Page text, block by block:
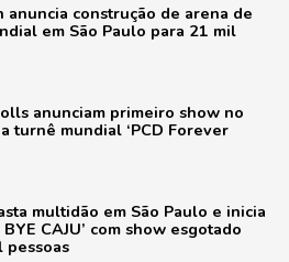
anuncia construção de arena de
em São Paulo para 21 mil
anunciam primeiro show no
turnê mundial ‘PCD Forever
multidão em São Paulo e inicia
CAJU’ com show esgotado
pessoas